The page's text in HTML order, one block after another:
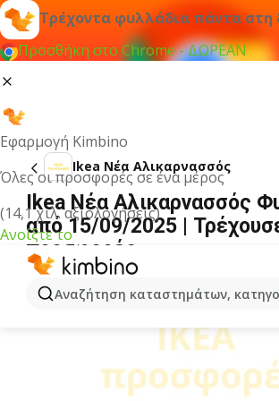
Τρέχοντα φυλλάδια πάντα στη
Προσθήκη στο Chrome - ΔΩΡΕΑΝ
Εφαρμογή Kimbino
Όλες οι προσφορές σε ένα μέρος
(14,1 χιλ. αξιολογήσεις)
Ανοίξτε το
Αναζήτηση καταστημάτων,
Ikea Νέα Αλικαρνασσός
Ikea Νέα Αλικαρνασσός
από 15/09/2025 |
προσφορές